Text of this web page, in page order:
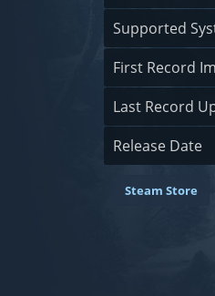
Supported
First Record
Last Record
Release Date
Steam Store